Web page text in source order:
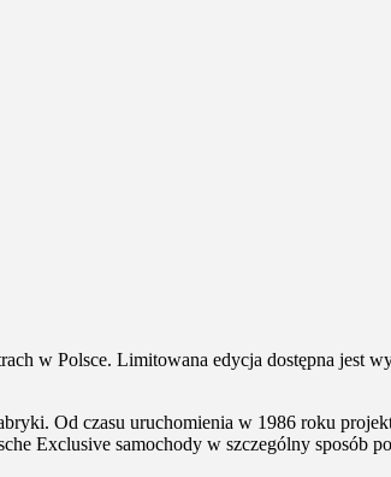
w Polsce. Limitowana edycja dostępna jest
Od czasu uruchomienia w 1986 roku
Exclusive samochody w szczególny